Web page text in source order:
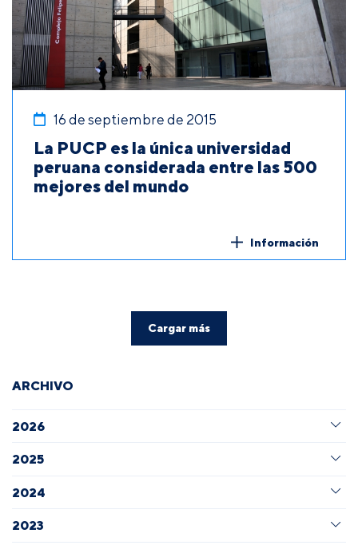
16 de septiembre de 2015
La PUCP es la única universidad
peruana considerada entre las 500
mejores del mundo
Información
Cargar más
ARCHIVO
2026
2025
2024
2023